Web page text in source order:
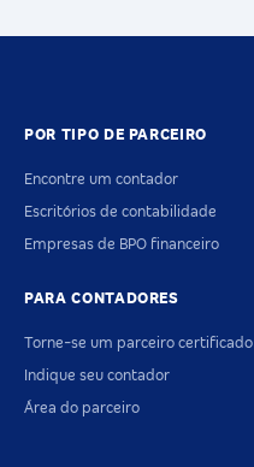
POR TIPO DE PARCEIRO
Encontre um contador
Escritórios de contabilidade
Empresas de BPO financeiro
PARA CONTADORES
Torne-se um parceiro certificado
Indique seu contador
Área do parceiro